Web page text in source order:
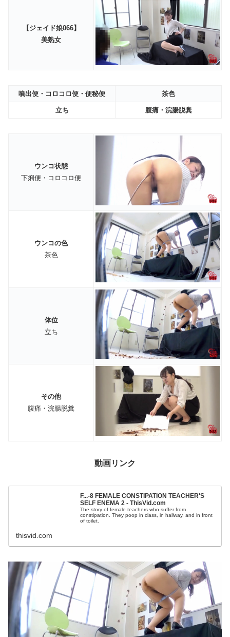
【ジェイド娘066】
美熟女
噴出便・コロコロ便・便秘便 茶色
立ち 腹痛・浣腸脱糞
ウンコ状態
下痢便・コロコロ便
ウンコの色
茶色
体位
立ち
その他
腹痛・浣腸脱糞
動画リンク
F...-8 FEMALE CONSTIPATION TEACHER'S
SELF ENEMA 2 - ThisVid.com
The story of female teachers who suffer from
constipation. They poop in class, in hallway, and in front
of toilet.
thisvid.com